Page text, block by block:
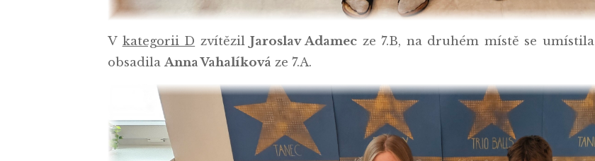
V kategorii D zvítězilJaroslav Adamecze 7.B, na druhém místě se umístila
obsadila Anna Vahalíková ze 7.A.